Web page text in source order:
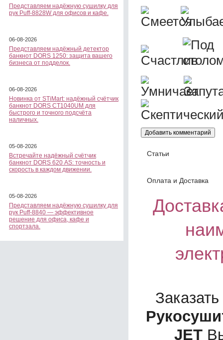
Представляем надёжную сушилку для
рук Puff-8828W для офисов и кафе.
06-08-2026
Представляем надёжный детектор
банкнот DORS 1250: защита вашего
бизнеса от подделок.
06-08-2026
Новинка от STiMart: надёжный счётчик
банкнот DORS CT1040UM для
быстрого и точного подсчёта
наличных.
05-08-2026
Встречайте надёжный счётчик
банкнот DORS 620 АS: точность и
скорость в каждом движении.
05-08-2026
Представляем надёжную сушилку для
рук Puff-8840 — эффективное
решение для офиса, кафе и
спортзала.
Статьи
Оплата и Доставка
JET